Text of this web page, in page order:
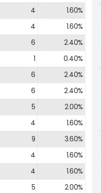
4
1.60%
4
1.60%
6
2.40%
1
0.40%
6
2.40%
6
2.40%
5
2.00%
4
1.60%
9
3.60%
4
1.60%
4
1.60%
5
2.00%